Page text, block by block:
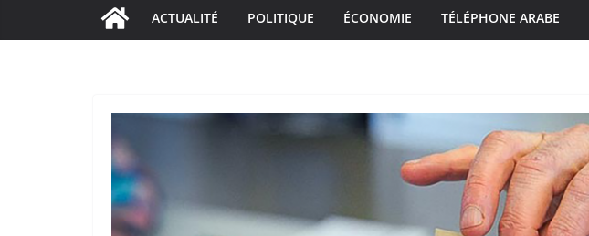
ACTUALITÉ POLITIQUE ÉCONOMIE TÉLÉPHONE ARABE